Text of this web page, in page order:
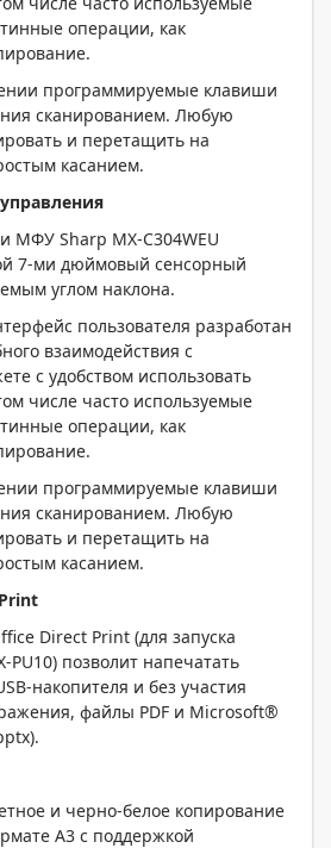
операции, как
программируемые клавиши
сканированием. Любую
и перетащить на
касанием.
МФУ Sharp MX-C304WEU
7-ми дюймовый сенсорный
углом наклона.
пользователя разработан
взаимодействия с
с удобством использовать
числе часто используемые
операции, как
программируемые клавиши
сканированием. Любую
и перетащить на
касанием.
Direct Print (для запуска
PU10) позволит напечатать
накопителя и без участия
файлы PDF и Microsoft®
и черно-белое копирование
A3 с поддержкой